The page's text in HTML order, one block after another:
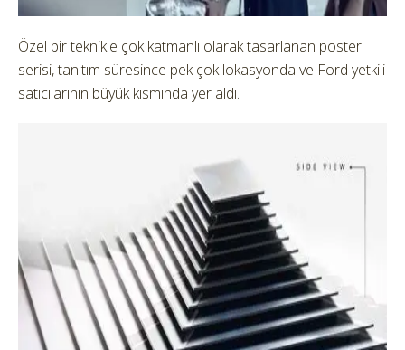
Özel bir teknikle çok katmanlı olarak tasarlanan poster
serisi, tanıtım süresince pek çok lokasyonda ve Ford yetkili
satıcılarının büyük kısmında yer aldı.